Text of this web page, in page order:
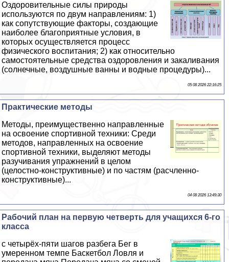
Оздоровительные силы природы
используются по двум направлениям: 1)
как сопутствующие факторы, создающие
наиболее благоприятные условия, в
которых осуществляется процесс
физического воспитания; 2) как относительно
самостоятельные средства оздоровления и закаливания
(солнечные, воздушные ванны и водные процедуры)...
05 08 2026 22:16:25
Пpaктические методы
Методы, преимущественно направленные
на освоение спортивной техники: Среди
методов, направленных на освоение
спортивной техники, выделяют методы
разучивания упражнений в целом
(целостно-конструктивные) и по частям (расчлeнно-
конструктивные)...
04 08 2026 13:49:30
Рабочий план на первую четверть для учащихся 6-го
класса
с четырёх-пяти шагов разбега Бег в
умеренном темпе Баскетбол Ловля и